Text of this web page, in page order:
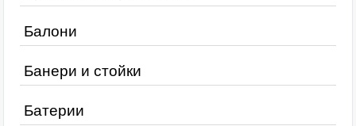
Балони
Банери и стойки
Батерии